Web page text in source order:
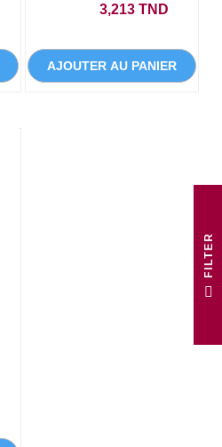
3,213 TND
AJOUTER AU PANIER
R